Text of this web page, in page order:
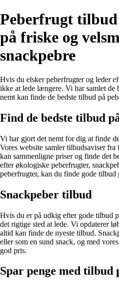
Peberfrugt
på friske og
snackpebre
Hvis du elsker peberfrugter og leder
ikke at lede længere. Vi har samlet de
nemt kan finde de bedste tilbud på
Find de bedste tilbud
Vi har gjort det nemt for dig at finde
Vores website samler tilbudsaviser fra
kan sammenligne priser og finde det
efter økologiske peberfrugter,
peberfrugter, kan du finde gode tilbud
Snackpeber tilbud
Hvis du er på udkig efter gode tilbud
det rigtige sted at lede. Vi opdaterer
altid kan finde de nyeste tilbud.
eller som en sund snack, og med
god pris.
Spar penge med